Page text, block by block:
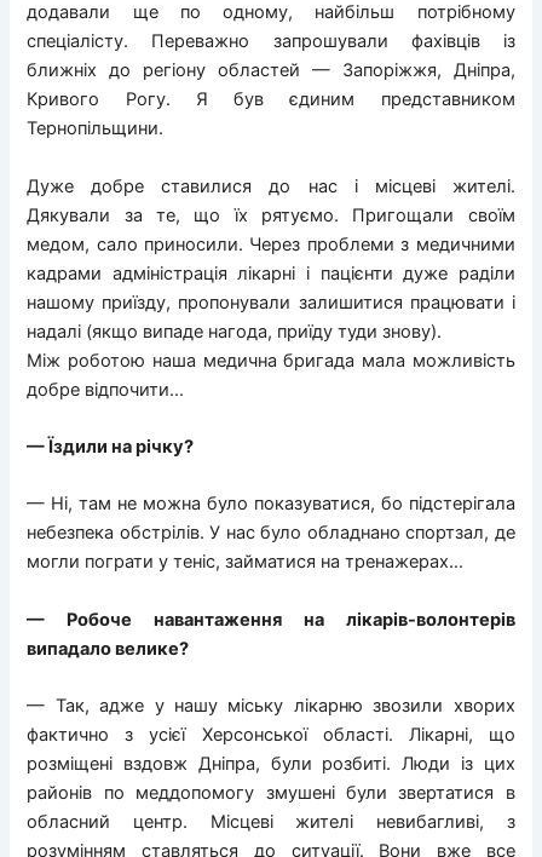
додавали ще по одному, найбільш потрібному
спеціалісту. Переважно запрошували фахівців із
ближніх до регіону областей — Запоріжжя, Дніпра,
Кривого Рогу. Я був єдиним представником
Тернопільщини.
Дуже добре ставилися до нас і місцеві жителі.
Дякували за те, що їх рятуємо. Пригощали своїм
медом, сало приносили. Через проблеми з медичними
кадрами адміністрація лікарні і пацієнти дуже раділи
нашому приїзду, пропонували залишитися працювати і
надалі (якщо випаде нагода, приїду туди знову).
Між роботою наша медична бригада мала можливість
добре відпочити…
— Їздили на річку?
— Ні, там не можна було показуватися, бо підстерігала
небезпека обстрілів. У нас було обладнано спортзал, де
могли пограти у теніс, займатися на тренажерах…
— Робоче навантаження на лікарів-волонтерів
випадало велике?
— Так, адже у нашу міську лікарню звозили хворих
фактично з усієї Херсонської області. Лікарні, що
розміщені вздовж Дніпра, були розбиті. Люди із цих
районів по меддопомогу змушені були звертатися в
обласний центр. Місцеві жителі невибагливі, з
розумінням ставляться до ситуації. Вони вже все